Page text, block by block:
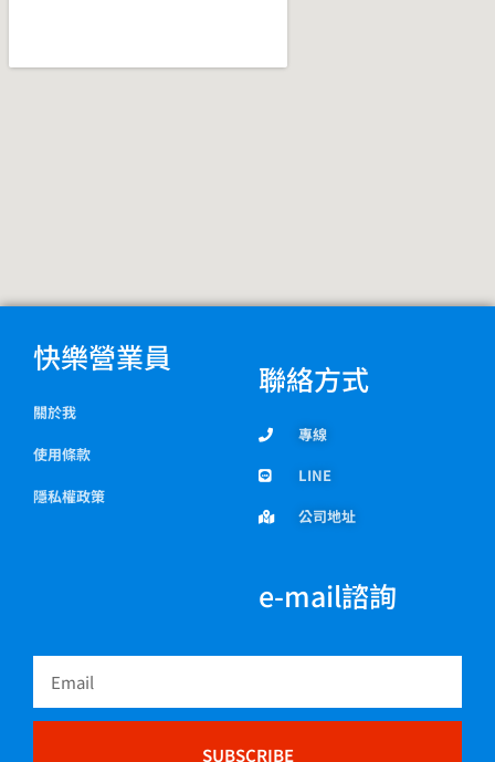
快樂營業員
關於我
使用條款
隱私權政策
聯絡方式
專線
LINE
公司地址
e-mail諮詢
Email
SUBSCRIBE